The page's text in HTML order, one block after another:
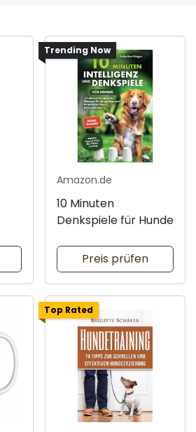
Trending Now
Amazon.de
10 Minuten
Denkspiele für Hunde
Preis prüfen
Top Rated